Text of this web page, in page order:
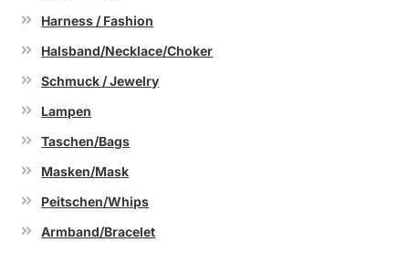
Harness / Fashion
Halsband/Necklace/Choker
Schmuck / Jewelry
Lampen
Taschen/Bags
Masken/Mask
Peitschen/Whips
Armband/Bracelet